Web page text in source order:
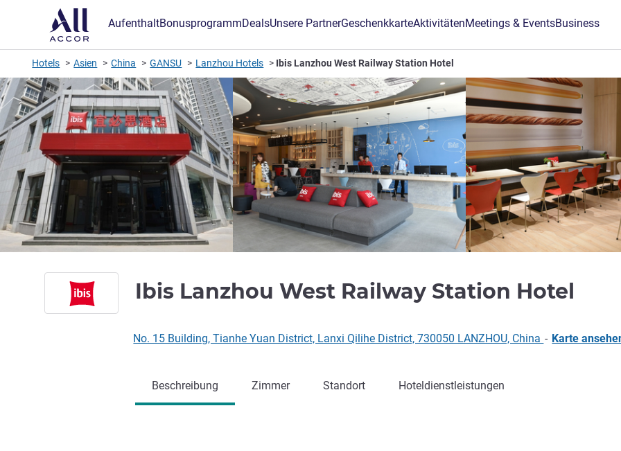
AufenthaltBonusprogrammDealsUnsere PartnerGeschenkkarteAktivitätenMeetings & EventsBusiness
Hotels Asien China GANSU Lanzhou Hotels Ibis Lanzhou West Railway Station Hotel
Ibis Lanzhou West Railway Station Hotel
No. 15 Building, Tianhe Yuan District, Lanxi Qilihe District, 730050 LANZHOU, China - Karte
Beschreibung Zimmer Standort Hoteldienstleistungen